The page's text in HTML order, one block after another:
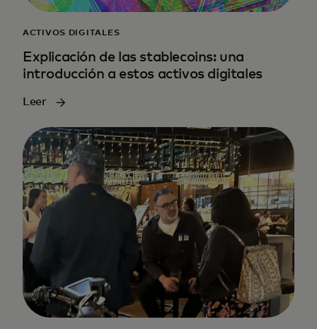
ACTIVOS DIGITALES
Explicación de las stablecoins: una
introducción a estos activos digitales
Leer